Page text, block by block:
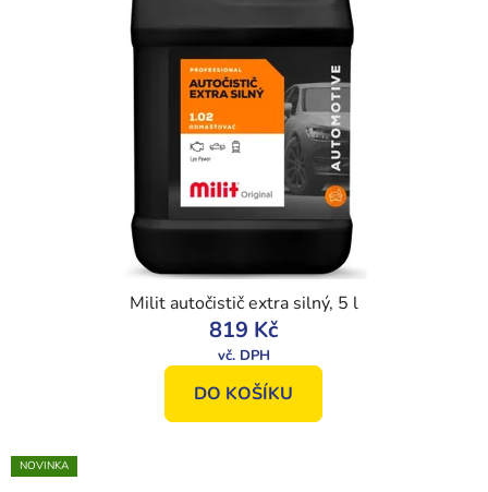
Milit autočistič extra silný, 5 l
819 Kč
DO KOŠÍKU
NOVINKA